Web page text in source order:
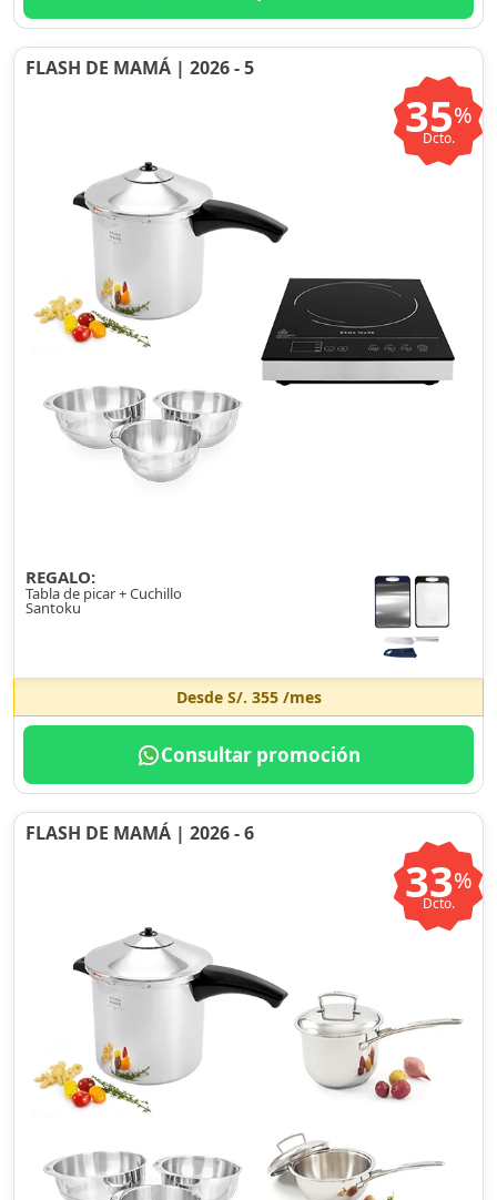
FLASH DE MAMÁ | 2026 - 5
35%
Dcto.
REGALO:
Tabla de picar + Cuchillo
Santoku
Desde S/. 355/mes
Consultar promoción
FLASH DE MAMÁ | 2026 - 6
33%
Dcto.